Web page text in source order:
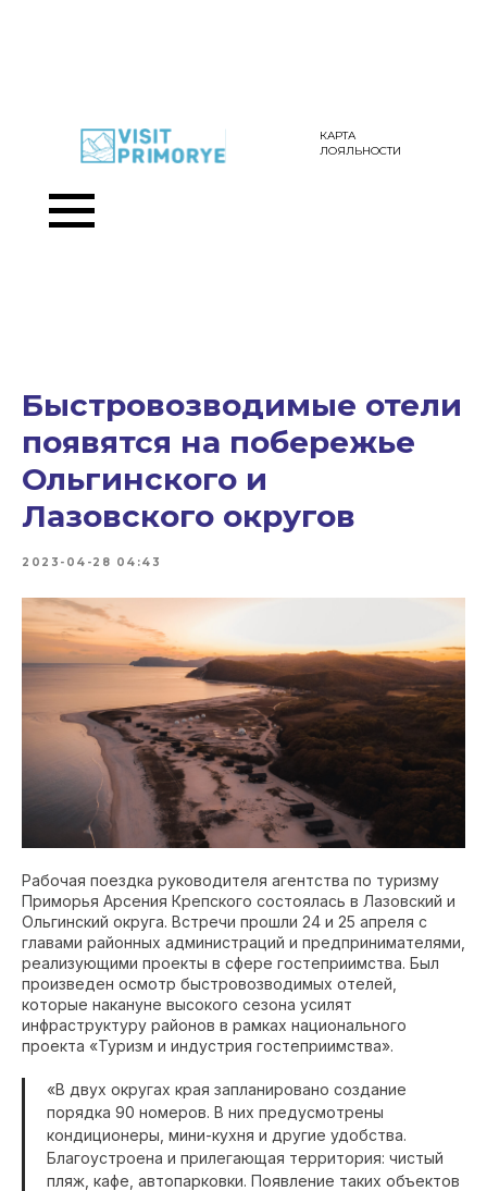
КАРТА
ЛОЯЛЬНОСТИ
Быстровозводимые отели
появятся на побережье
Ольгинского и
Лазовского округов
2023-04-28 04:43
Рабочая поездка руководителя агентства по туризму
Приморья Арсения Крепского состоялась в Лазовский и
Ольгинский округа. Встречи прошли 24 и 25 апреля с
главами районных администраций и предпринимателями,
реализующими проекты в сфере гостеприимства. Был
произведен осмотр быстровозводимых отелей,
которые накануне высокого сезона усилят
инфраструктуру районов в рамках национального
проекта «Туризм и индустрия гостеприимства».
«В двух округах края запланировано создание
порядка 90 номеров. В них предусмотрены
кондиционеры, мини-кухня и другие удобства.
Благоустроена и прилегающая территория: чистый
пляж, кафе, автопарковки. Появление таких объектов